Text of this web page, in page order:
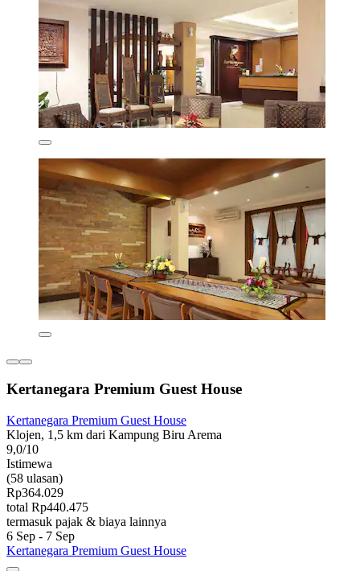
Kertanegara Premium Guest House
Kertanegara Premium Guest House
Klojen, 1,5 km dari Kampung Biru Arema
9,0/10
Istimewa
(58 ulasan)
Rp364.029
total Rp440.475
termasuk pajak & biaya lainnya
6 Sep - 7 Sep
Kertanegara Premium Guest House